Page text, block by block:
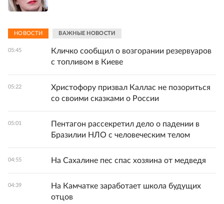
НОВОСТИ ВАЖНЫЕ НОВОСТИ
05:45
Кличко сообщил о возгорании резервуаров
с топливом в Киеве
05:22
Христофору призвал Каллас не позориться
со своими сказками о России
05:01
Пентагон рассекретил дело о падении в
Бразилии НЛО с человеческим телом
04:55 На Сахалине пес спас хозяина от медведя
04:39
На Камчатке заработает школа будущих
отцов